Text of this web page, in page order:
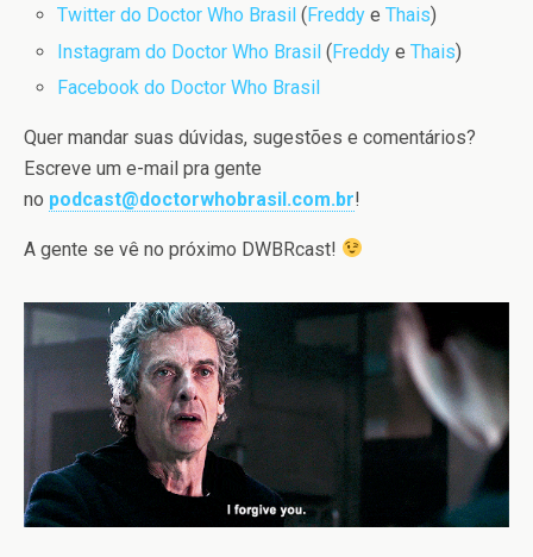
Twitter do Doctor Who Brasil ( Freddy eThais)
Instagram do Doctor Who Brasil (Freddy eThais)
Facebook do Doctor Who Brasil
Quer mandar suas dúvidas, sugestões e comentários?
Escreve um e-mail pra gente
no podcast@doctorwhobrasil.com.br!
A gente se vê no próximo DWBRcast!